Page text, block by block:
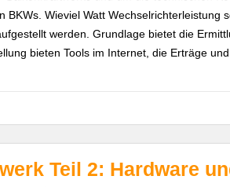
BKWs. Wieviel Watt Wechselrichterleistung
werden. Grundlage bietet die
bieten Tools im Internet, die Erträge
Teil 2: Hardware